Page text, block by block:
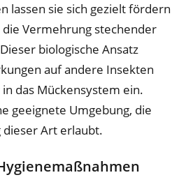
lassen sie sich gezielt fördern
Vermehrung stechender
biologische Ansatz
auf andere Insekten
das Mückensystem ein.
geeignete Umgebung, die
dieser Art erlaubt.